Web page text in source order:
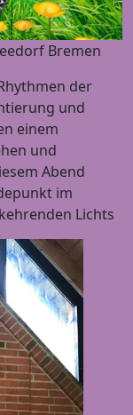
Bremen
der
und
einem
und
Abend
im
Lichts